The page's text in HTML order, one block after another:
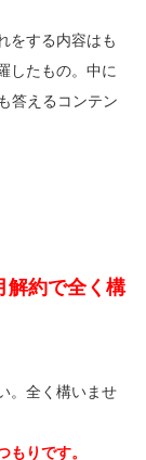
をする内容はも
したもの。中に
答えるコンテン
解約で全く構
。全く構いませ
りです。